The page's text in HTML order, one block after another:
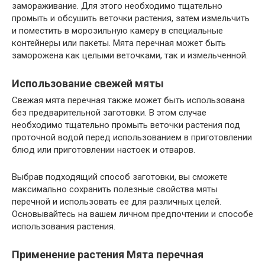
замораживание. Для этого необходимо тщательно
промыть и обсушить веточки растения, затем измельчить
и поместить в морозильную камеру в специальные
контейнеры или пакеты. Мята перечная может быть
заморожена как целыми веточками, так и измельченной.
Использование свежей мяты
Свежая мята перечная также может быть использована
без предварительной заготовки. В этом случае
необходимо тщательно промыть веточки растения под
проточной водой перед использованием в приготовлении
блюд или приготовлении настоек и отваров.
Выбрав подходящий способ заготовки, вы сможете
максимально сохранить полезные свойства мяты
перечной и использовать ее для различных целей.
Основывайтесь на вашем личном предпочтении и способе
использования растения.
Применение растения Мята перечная